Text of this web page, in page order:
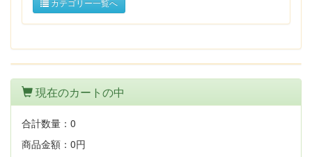
カテゴリー一覧へ
現在のカートの中
合計数量： 0
商品金額： 0円